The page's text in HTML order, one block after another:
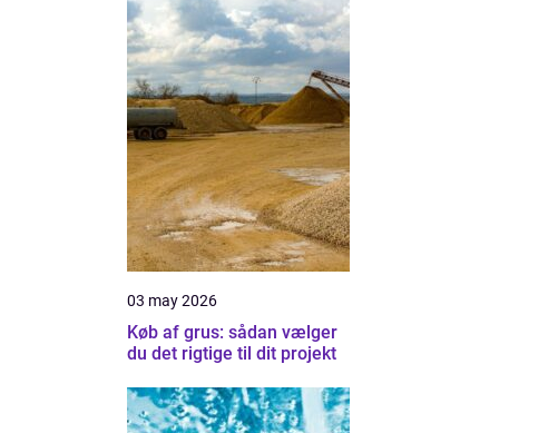
03 may 2026
Køb af grus: sådan vælger
du det rigtige til dit projekt